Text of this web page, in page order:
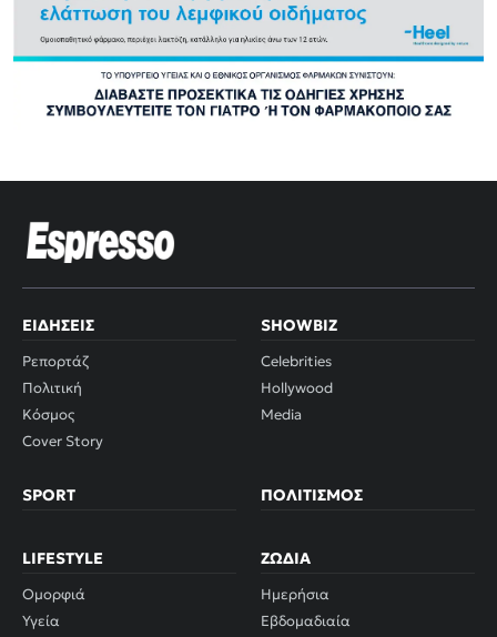
ΕΙΔΉΣΕΙΣ
Ρεπορτάζ
Πολιτική
Κόσμος
Cover Story
SHOWBIZ
Celebrities
Hollywood
Media
SPORT ΠΟΛΙΤΙΣΜΌΣ
LIFESTYLE
Ομορφιά
Υγεία
ΖΏΔΙΑ
Ημερήσια
Εβδομαδιαία